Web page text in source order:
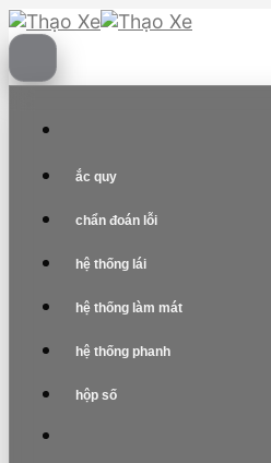
Skip
to
content
ắc quy
chẩn đoán lỗi
hệ thống lái
hệ thống làm mát
hệ thống phanh
hộp số